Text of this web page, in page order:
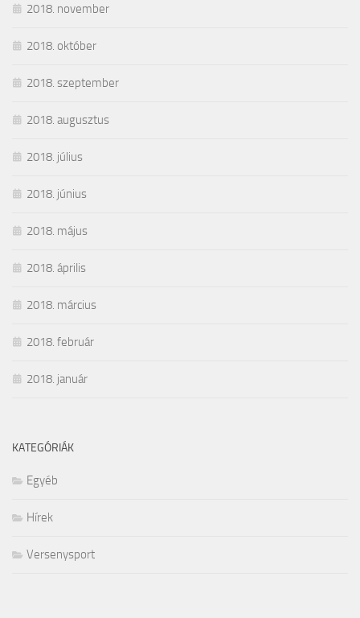
2018. november
2018. október
2018. szeptember
2018. augusztus
2018. július
2018. június
2018. május
2018. április
2018. március
2018. február
2018. január
KATEGÓRIÁK
Egyéb
Hírek
Versenysport